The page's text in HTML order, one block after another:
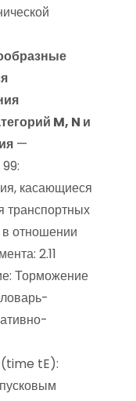
M, N и
—
касающиеся
транспортных
в отношении
2.11
Торможение
tE):